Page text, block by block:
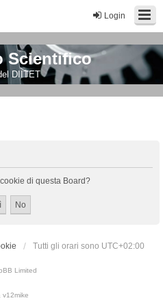
Login
Scientifico
DIITET
di questa Board?
Tutti gli orari sono UTC+02:00
Limited
v12mike